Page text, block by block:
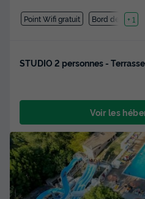
Point Wifi gratuit Bord de mer
+ 1
STUDIO 2 personnes - Terrasse
Voir les